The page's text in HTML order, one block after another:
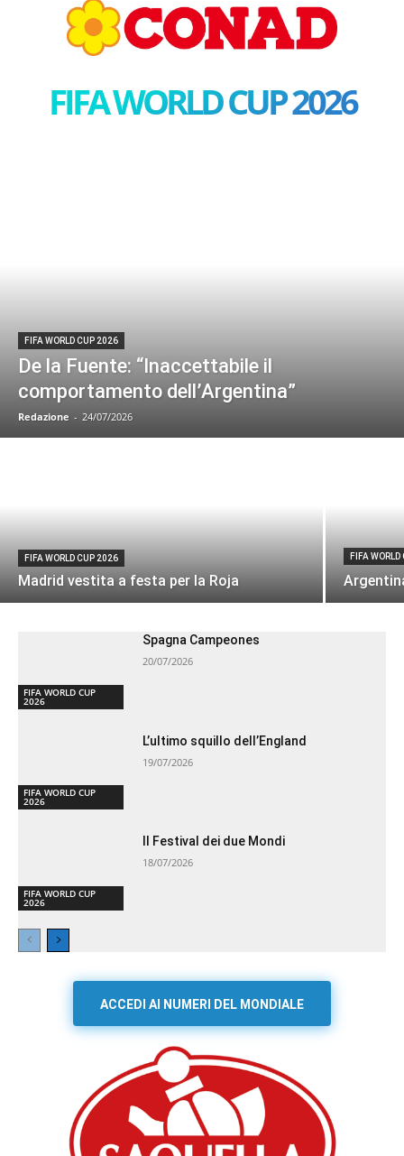
FIFA WORLD CUP 2026
FIFA WORLD CUP 2026
De la Fuente: “Inaccettabile il
comportamento dell’Argentina”
Redazione - 24/07/2026
FIFA WORLD CUP 2026
Madrid vestita a festa per la Roja
FIFA
FIFA WORLD CUP
2026
Spagna Campeones
20/07/2026
FIFA WORLD CUP
2026
L’ultimo squillo dell’England
19/07/2026
FIFA WORLD CUP
2026
Il Festival dei due Mondi
18/07/2026
ACCEDI AI NUMERI DEL MONDIALE